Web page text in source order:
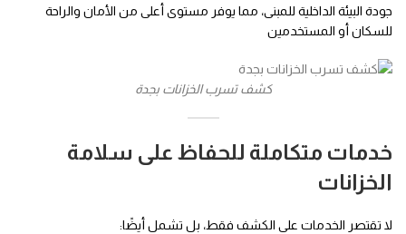
جودة البيئة الداخلية للمبنى، مما يوفر مستوى أعلى من الأمان والراحة
للسكان أو المستخدمين
كشف تسرب الخزانات بجدة
خدمات متكاملة للحفاظ على سلامة
الخزانات
لا تقتصر الخدمات على الكشف فقط، بل تشمل أيضًا: